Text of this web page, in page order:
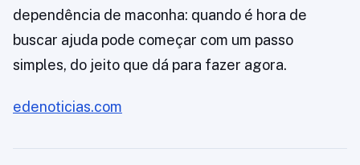
dependência de maconha: quando é hora de
buscar ajuda pode começar com um passo
simples, do jeito que dá para fazer agora.
edenoticias.com